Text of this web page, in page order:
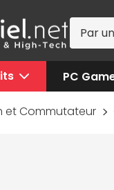
Par
PC
et Commutateur